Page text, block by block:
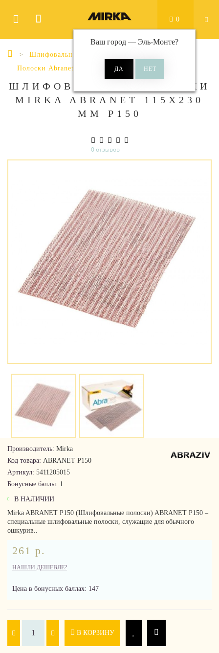
Ваш город — Эль-Монте?
0
Шлифовальные материалы
Полоски Abranet
Abranet 115x230 мм
ШЛИФОВАЛЬНЫЕ ПОЛОСКИ
MIRKA ABRANET 115X230
ММ P150
0 отзывов
Производитель: Mirka
Код товара: ABRANET P150
Артикул: 5411205015
Бонусные баллы: 1
В НАЛИЧИИ
Mirka ABRANET P150 (Шлифовальные полоски) ABRANET P150 –
специальные шлифовальные полоски, служащие для обычного
ошкурив..
261 р.
НАШЛИ ДЕШЕВЛЕ?
Цена в бонусных баллах: 147
В КОРЗИНУ